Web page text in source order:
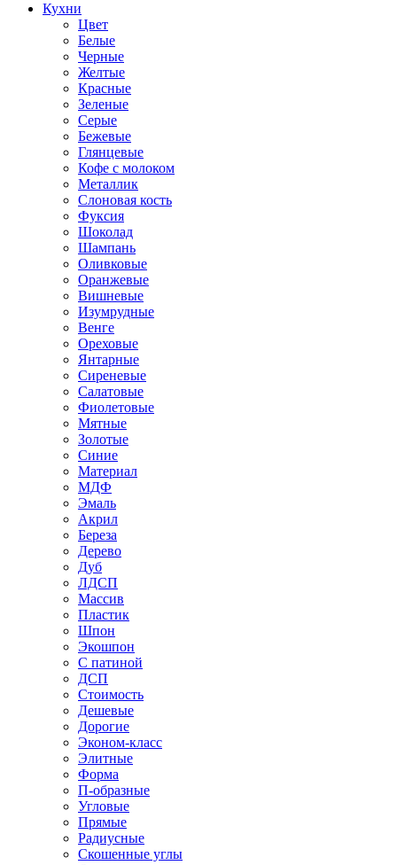
Кухни
Цвет
Белые
Черные
Желтые
Красные
Зеленые
Серые
Бежевые
Глянцевые
Кофе с молоком
Металлик
Слоновая кость
Фуксия
Шоколад
Шампань
Оливковые
Оранжевые
Вишневые
Изумрудные
Венге
Ореховые
Янтарные
Сиреневые
Салатовые
Фиолетовые
Мятные
Золотые
Синие
Материал
МДФ
Эмаль
Акрил
Береза
Дерево
Дуб
ЛДСП
Массив
Пластик
Шпон
Экошпон
С патиной
ДСП
Стоимость
Дешевые
Дорогие
Эконом-класс
Элитные
Форма
П-образные
Угловые
Прямые
Радиусные
Скошенные углы